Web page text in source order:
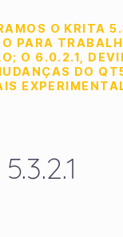
O KRITA
PARA
O 6.0.2.1,
DO